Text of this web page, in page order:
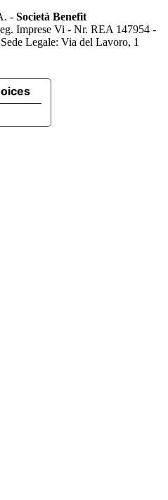
- Società Benefit
Imprese Vi - Nr. REA 147954 -
Legale: Via del Lavoro, 1